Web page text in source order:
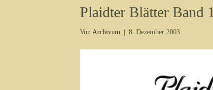
Plaidter Blätter Band 1
Von Archivum 8. Dezember 2003